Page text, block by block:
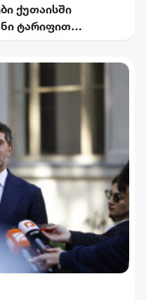
ქუთაისში
ტარიფით